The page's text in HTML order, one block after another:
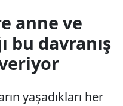
anne ve
bu davranış
yaşadıkları her